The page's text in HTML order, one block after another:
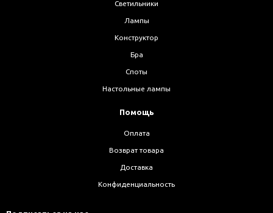
Светильники
Лампы
Конструктор
Бра
Споты
Настольные лампы
Помощь
Оплата
Возврат товара
Доставка
Конфиденциальность